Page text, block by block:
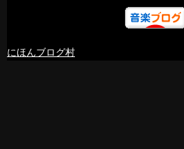
にほんブログ村